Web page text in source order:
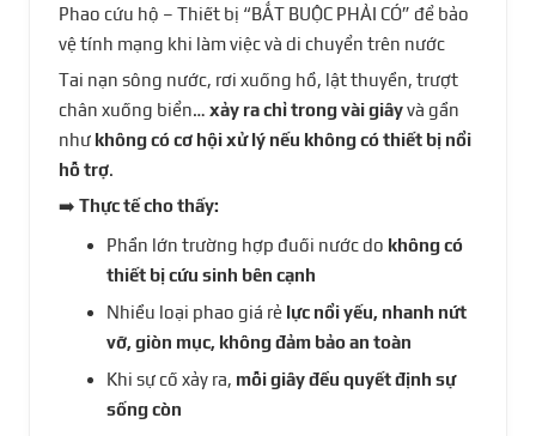
Phao cứu hộ – Thiết bị “BẮT BUỘC PHẢI CÓ” để bảo
vệ tính mạng khi làm việc và di chuyển trên nước
Tai nạn sông nước, rơi xuống hồ, lật thuyền, trượt
chân xuống biển… xảy ra chỉ trong vài giâyvà gần
như không có cơ hội xử lý nếu không có thiết bị nổi
hỗ trợ.
➡️ Thực tế cho thấy:
Phần lớn trường hợp đuối nước do không có
thiết bị cứu sinh bên cạnh
Nhiều loại phao giá rẻ lực nổi yếu, nhanh nứt
vỡ, giòn mục, không đảm bảo an toàn
Khi sự cố xảy ra, mỗi giây đều quyết định sự
sống còn